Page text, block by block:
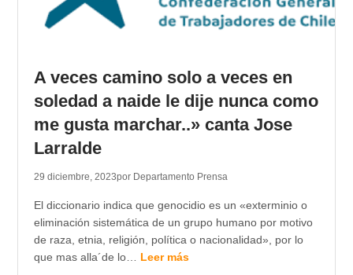
A veces camino solo a veces en
soledad a naide le dije nunca como
me gusta marchar..» canta Jose
Larralde
29 diciembre, 2023por Departamento Prensa
El diccionario indica que genocidio es un «exterminio o
eliminación sistemática de un grupo humano por motivo
de raza, etnia, religión, política o nacionalidad», por lo
que mas alla´de lo… Leer más